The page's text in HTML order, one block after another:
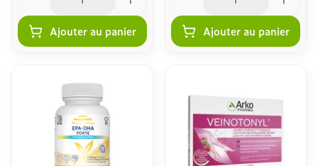
Ajouter au panier Ajouter au panier